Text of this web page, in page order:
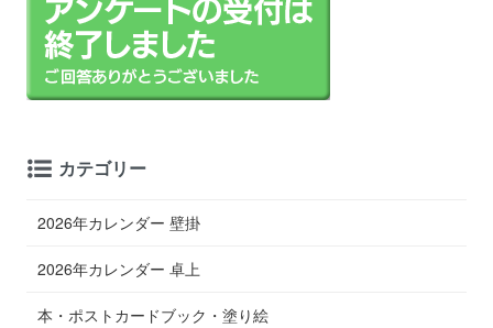
カテゴリー
2026年カレンダー 壁掛
2026年カレンダー 卓上
本・ポストカードブック・塗り絵